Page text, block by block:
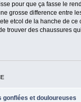
pour que ça fasse le
grosse difference entre
etcol de la hanche de ce
trouver des chaussures
gonflées et douloureuses